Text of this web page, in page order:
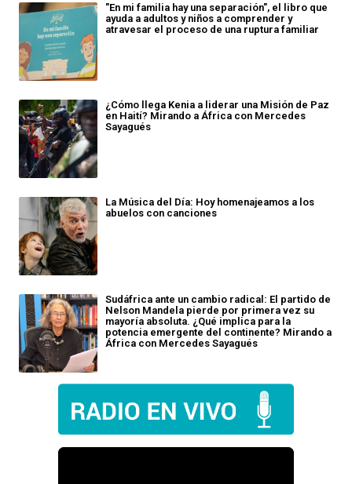
"En mi familia hay una separación", el libro que
ayuda a adultos y niños a comprender y
atravesar el proceso de una ruptura familiar
¿Cómo llega Kenia a liderar una Misión de Paz
en Haití? Mirando a África con Mercedes
Sayagués
La Música del Día: Hoy homenajeamos a los
abuelos con canciones
Sudáfrica ante un cambio radical: El partido de
Nelson Mandela pierde por primera vez su
mayoría absoluta. ¿Qué implica para la
potencia emergente del continente? Mirando a
África con Mercedes Sayagués